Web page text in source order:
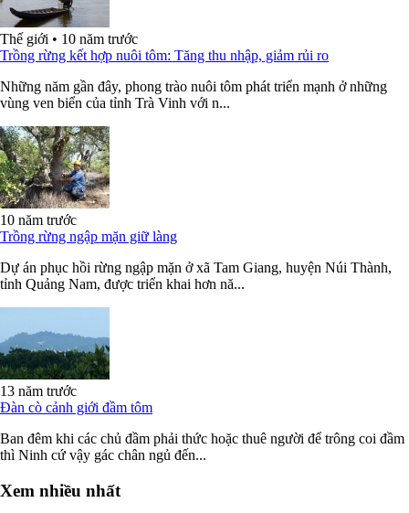
Thế giới • 10 năm trước
Trồng rừng kết hợp nuôi tôm: Tăng thu nhập, giảm rủi ro
Những năm gần đây, phong trào nuôi tôm phát triển mạnh ở những
vùng ven biển của tỉnh Trà Vinh với n...
10 năm trước
Trồng rừng ngập mặn giữ làng
Dự án phục hồi rừng ngập mặn ở xã Tam Giang, huyện Núi Thành,
tỉnh Quảng Nam, được triển khai hơn nă...
13 năm trước
Đàn cò cảnh giới đầm tôm
Ban đêm khi các chủ đầm phải thức hoặc thuê người để trông coi đầm
thì Ninh cứ vậy gác chân ngủ đến...
Xem nhiều nhất